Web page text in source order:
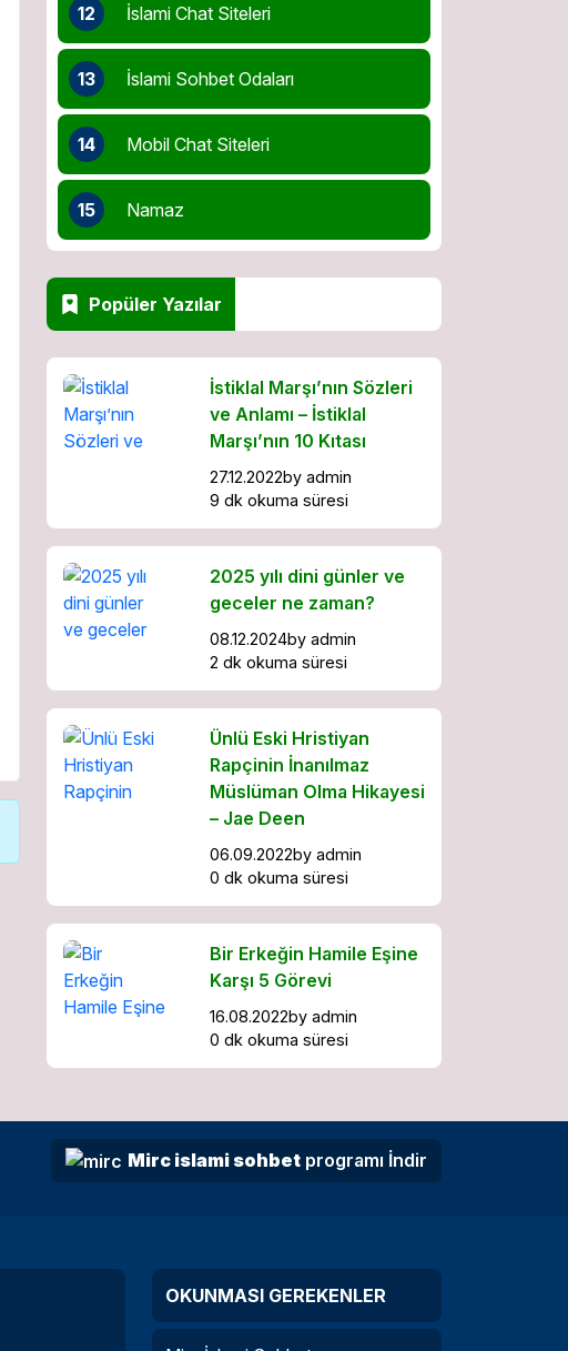
12 İslami Chat Siteleri
13 İslami Sohbet Odaları
14 Mobil Chat Siteleri
15 Namaz
Popüler Yazılar
İstiklal Marşı’nın Sözleri
ve Anlamı – İstiklal
Marşı’nın 10 Kıtası
27.12.2022by admin
9 dk okuma süresi
2025 yılı dini günler ve
geceler ne zaman?
08.12.2024by admin
2 dk okuma süresi
Ünlü Eski Hristiyan
Rapçinin İnanılmaz
Müslüman Olma Hikayesi
– Jae Deen
06.09.2022by admin
0 dk okuma süresi
Bir Erkeğin Hamile Eşine
Karşı 5 Görevi
16.08.2022by admin
0 dk okuma süresi
Mirc islami sohbet programı İndir
OKUNMASI GEREKENLER